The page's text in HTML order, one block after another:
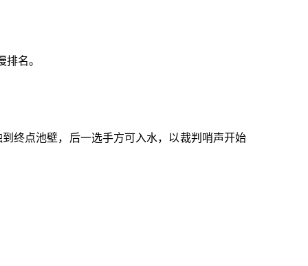
名。
终点池壁，后一选手方可入水，以裁判哨声开始